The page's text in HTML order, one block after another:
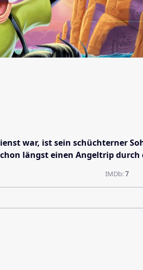
war, ist sein schüchterner
längst einen Angeltrip
IMDb:7